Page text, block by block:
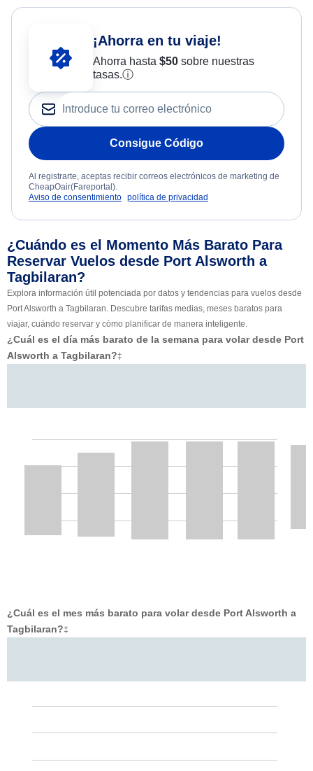
¡Ahorra en tu viaje!
Ahorra hasta $50sobre nuestras
tasas.ⓘ
Consigue Código
Al registrarte, aceptas recibir correos electrónicos de marketing de
CheapOair(Fareportal).
Aviso de consentimiento política de privacidad
¿Cuándo es el Momento Más Barato Para
Reservar Vuelos desde Port Alsworth a
Tagbilaran?
Explora información útil potenciada por datos y tendencias para vuelos desde
Port Alsworth a Tagbilaran. Descubre tarifas medias, meses baratos para
viajar, cuándo reservar y cómo planificar de manera inteligente.
¿Cuál es el día más barato de la semana para volar desde Port
Alsworth a Tagbilaran?‡
¿Cuál es el mes más barato para volar desde Port Alsworth a
Tagbilaran?‡